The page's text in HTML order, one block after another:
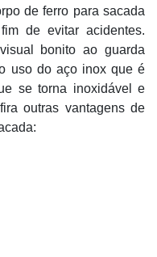
de ferro para sacada
de evitar acidentes.
bonito ao guarda
uso do aço inox que é
se torna inoxidável e
outras vantagens de